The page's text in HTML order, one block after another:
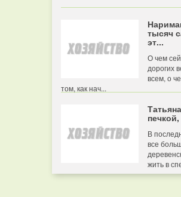
тысяч
эт...
О чем
дорогих
всем, о
том, как нач...
В
все
жить в